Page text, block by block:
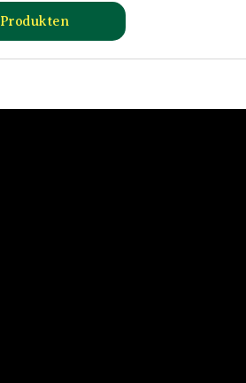
till Ros- och perennjord produktsida